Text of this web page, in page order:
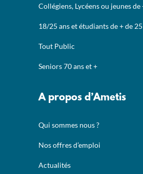
Collégiens, Lycéens ou jeunes de
18/25 ans et étudiants de + de
Tout Public
Seniors 70 ans et +
A propos d’Ametis
Qui sommes nous ?
Nos offres d’emploi
Actualités